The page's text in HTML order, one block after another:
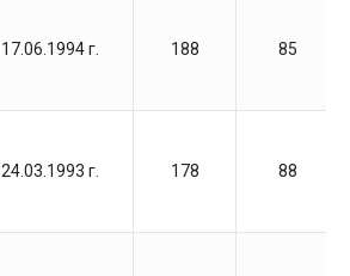
17.06.1994 г. 188 85
24.03.1993 г. 178 88